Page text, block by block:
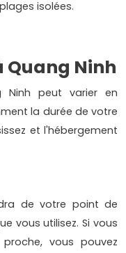
isolées.
Quang Ninh
peut varier en
la durée de votre
et l'hébergement
de votre point de
vous utilisez. Si vous
vous pouvez